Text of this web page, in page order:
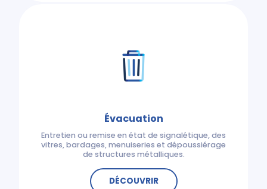
Évacuation
Entretien ou remise en état de signalétique, des
vitres, bardages, menuiseries et dépoussiérage
de structures métalliques.
DÉCOUVRIR